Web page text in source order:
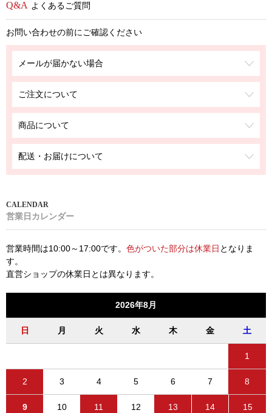
よくあるご質問
お問い合わせの前にご確認ください
メールが届かない場合
ご注文について
商品について
配送・お届けについて
営業日カレンダー
営業時間は10:00～17:00です。 色がついた部分は休業日 となりま
す。
直営ショップの休業日とは異なります。
2026年8月
日 月 火 水 木 金 土
1
2 3 4 5 6 7 8
9 10 11 12 13 14 15